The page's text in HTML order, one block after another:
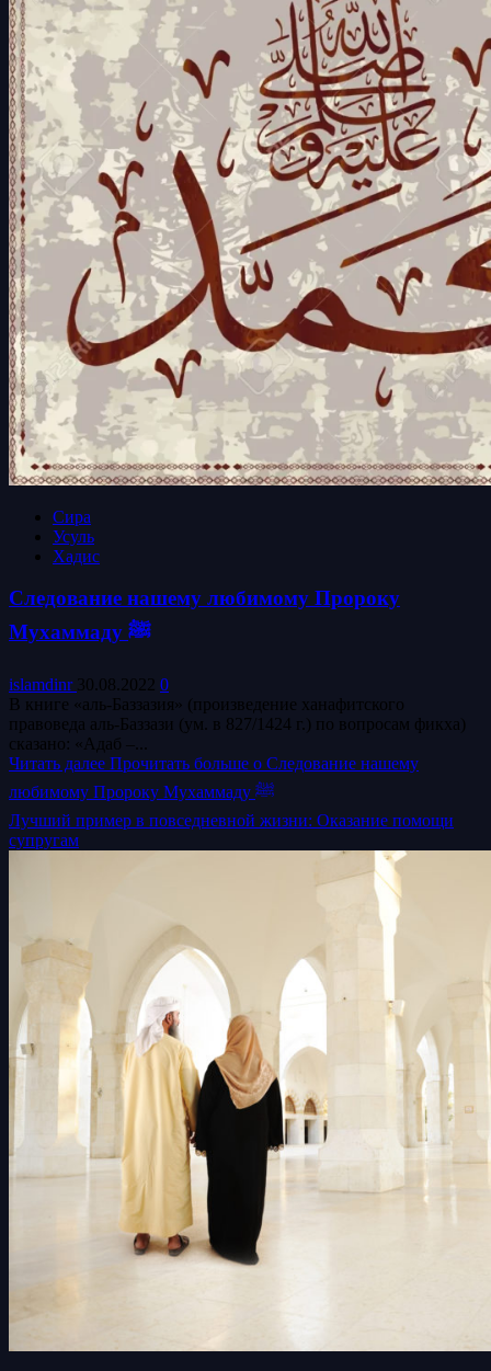
Сира
Усуль
Хадис
Следование нашему любимому Пророку
Мухаммаду ﷺ
islamdinr 30.08.2022 0
В книге «аль-Баззазия» (произведение ханафитского
правоведа аль-Баззази (ум. в 827/1424 г.) по вопросам фикха)
сказано: «Адаб –...
Читать далее Прочитать больше о Следование нашему
любимому Пророку Мухаммаду ﷺ
Лучший пример в повседневной жизни: Оказание помощи
супругам